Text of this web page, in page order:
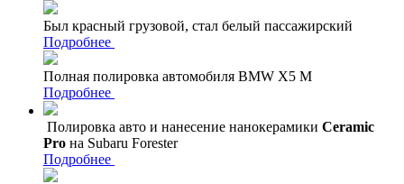
Был красный грузовой, стал белый пассажирский
Подробнее
Полная полировка автомобиля BMW X5 M
Подробнее
Полировка авто и нанесение нанокерамики Ceramic
Pro на Subaru Forester
Подробнее